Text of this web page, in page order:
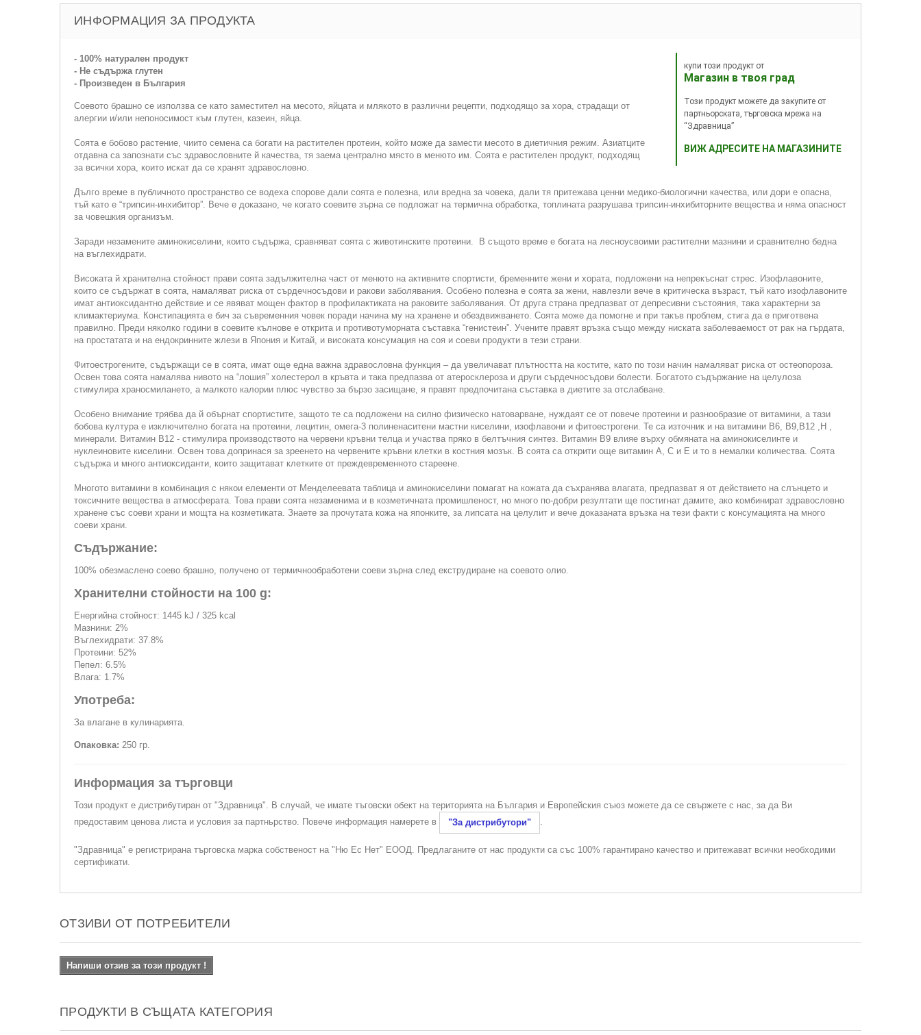
ИНФОРМАЦИЯ ЗА ПРОДУКТА
купи този продукт от
Магазин в твоя град
Този продукт можете да закупите от
партньорската, търговска мрежа на
“Здравница”
ВИЖ АДРЕСИТЕ НА МАГАЗИНИТЕ
- 100% натурален продукт
- Не съдържа глутен
- Произведен в България
Соевото брашно се използва се като заместител на месото, яйцата и млякото в различни рецепти, подходящо за хора, страдащи от
алергии и/или непоносимост към глутен, казеин, яйца.
Соята е бобово растение, чиито семена са богати на растителен протеин, който може да замести месото в диетичния режим. Азиатците
отдавна са запознати със здравословните й качества, тя заема централно място в менюто им. Соята е растителен продукт, подходящ
за всички хора, които искат да се хранят здравословно.
Дълго време в публичното пространство се водеха спорове дали соята е полезна, или вредна за човека, дали тя притежава ценни медико-биологични качества, или дори е опасна,
тъй като е “трипсин-инхибитор”. Вече е доказано, че когато соевите зърна се подложат на термична обработка, топлината разрушава трипсин-инхибиторните вещества и няма опасност
за човешкия организъм.
Заради незамените аминокиселини, които съдържа, сравняват соята с животинските протеини. В същото време е богата на лесноусвоими растителни мазнини и сравнително бедна
на въглехидрати.
Високата й хранителна стойност прави соята задължителна част от менюто на активните спортисти, бременните жени и хората, подложени на непрекъснат стрес. Изофлавоните,
които се съдържат в соята, намаляват риска от сърдечносъдови и ракови заболявания. Особено полезна е соята за жени, навлезли вече в критическа възраст, тъй като изофлавоните
имат антиоксидантно действие и се явяват мощен фактор в профилактиката на раковите заболявания. От друга страна предпазват от депресивни състояния, така характерни за
климактериума. Констипацията е бич за съвременния човек поради начина му на хранене и обездвижването. Соята може да помогне и при такъв проблем, стига да е приготвена
правилно. Преди няколко години в соевите кълнове е открита и противотуморната съставка “генистеин”. Учените правят връзка също между ниската заболеваемост от рак на гърдата,
на простатата и на ендокринните жлези в Япония и Китай, и високата консумация на соя и соеви продукти в тези страни.
Фитоестрогените, съдържащи се в соята, имат още една важна здравословна функция – да увеличават плътността на костите, като по този начин намаляват риска от остеопороза.
Освен това соята намалява нивото на “лошия” холестерол в кръвта и така предпазва от атеросклероза и други сърдечносъдови болести. Богатото съдържание на целулоза
стимулира храносмилането, а малкото калории плюс чувство за бързо засищане, я правят предпочитана съставка в диетите за отслабване.
Особено внимание трябва да й обърнат спортистите, защото те са подложени на силно физическо натоварване, нуждаят се от повече протеини и разнообразие от витамини, а тази
бобова култура е изключително богата на протеини, лецитин, омега-3 полиненаситени мастни киселини, изофлавони и фитоестрогени. Те са източник и на витамини В6, В9,В12 ,Н ,
минерали. Витамин В12 - стимулира производството на червени кръвни телца и участва пряко в белтъчния синтез. Витамин В9 влияе върху обмяната на аминокиселинте и
нуклеиновите киселини. Освен това допринася за зреенето на червените кръвни клетки в костния мозък. В соята са открити още витамин А, С и Е и то в немалки количества. Соята
съдържа и много антиоксиданти, които защитават клетките от преждевременното стареене.
Многото витамини в комбинация с някои елементи от Менделеевата таблица и аминокиселини помагат на кожата да съхранява влагата, предпазват я от действието на слънцето и
токсичните вещества в атмосферата. Това прави соята незаменима и в козметичната промишленост, но много по-добри резултати ще постигнат дамите, ако комбинират здравословно
хранене със соеви храни и мощта на козметиката. Знаете за прочутата кожа на японките, за липсата на целулит и вече доказаната връзка на тези факти с консумацията на много
соеви храни.
Съдържание:
100% обезмаслено соево брашно, получено от термичнообработени соеви зърна след екструдиране на соевото олио.
Хранителни стойности на 100 g:
Енергийна стойност: 1445 kJ / 325 kcal
Мазнини: 2%
Въглехидрати: 37.8%
Протеини: 52%
Пепел: 6.5%
Влага: 1.7%
Употреба:
За влагане в кулинарията.
Опаковка: 250 гр.
Информация за търговци
Този продукт е дистрибутиран от "Здравница". В случай, че имате тъговски обект на територията на България и Европейския съюз можете да се свържете с нас, за да Ви
предоставим ценова листа и условия за партньрство. Повече информация намерете в
"За дистрибутори" .
"Здравница" е регистрирана търговска марка собственост на "Ню Ес Нет" ЕООД. Предлаганите от нас продукти са със 100% гарантирано качество и притежават всички необходими
сертификати.
ОТЗИВИ ОТ ПОТРЕБИТЕЛИ
Напиши отзив за този продукт !
ПРОДУКТИ В СЪЩАТА КАТЕГОРИЯ